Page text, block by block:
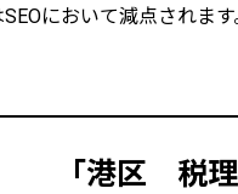
において減点されま
「港区 税理